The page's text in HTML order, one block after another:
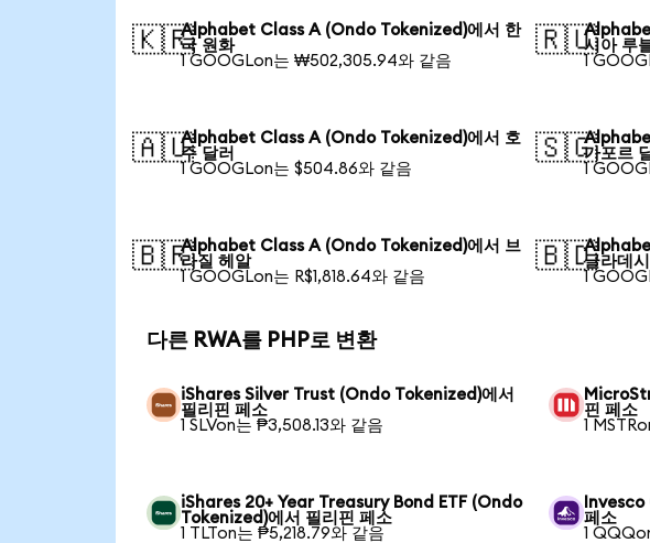
🇰🇷Alphabet Class A (Ondo Tokenized)에서 한
국 원화
1 GOOGLon는 ₩502,305.94와 같음
🇷🇺시아 루
1
🇦🇺Alphabet Class A (Ondo Tokenized)에서 호
주 달러
1 GOOGLon는 $504.86와 같음
🇸🇬가포르
1
🇧🇷Alphabet Class A (Ondo Tokenized)에서 브
라질 헤알
1 GOOGLon는 R$1,818.64와 같음
🇧🇩글라데
1
다른 RWA를 PHP로 변환
iShares Silver Trust (Ondo Tokenized)에서
필리핀 페소
1 SLVon는 ₱3,508.13와 같음
핀 페소
1
iShares 20+ Year Treasury Bond ETF (Ondo
Tokenized)에서 필리핀 페소
1 TLTon는 ₱5,218.79와 같음
페소
1